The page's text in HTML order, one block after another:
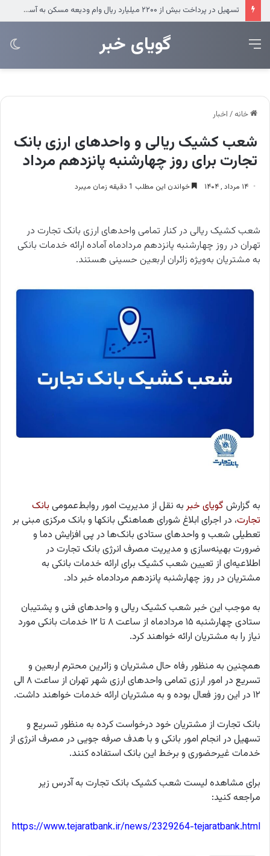
استقرار نخستین ایستگاه آتش‌نشانی در ریمدان
‌‌‌گویای خبر منو
خانه / اخبار
شعب کشیک ریالی و واحدهای ارزی بانک
تجارت برای روز چهارشنبه پانزدهم مرداد
۱۴ مرداد , ۱۴۰۴ خواندن این مطلب 1 دقیقه زمان میبرد
شعب کشیک ریالی در کنار تمامی واحدهای ارزی بانک تجارت در
تهران در روز چهارشنبه پانزدهم مردادماه آماده ارائه خدمات بانکی
به مشتریان به‌ویژه زائران اربعین حسینی هستند.
به گزارش گویای خبر به نقل از مدیریت امور روابط‌عمومی بانک
تجارت، در اجرای ابلاغ شورای هماهنگی بانکها و بانک مرکزی مبنی بر
تعطیلی شعب و واحدهای ستادی بانک‌ها در پی افزایش دما و
ضرورت بهینه‌سازی و مدیریت مصرف انرژی بانک تجارت در
اطلاعیه‌ای از تعیین شعب کشیک برای ارائه خدمات بانکی به
مشتریان در روز چهارشنبه پانزدهم مردادماه خبر داد.
به موجب این خبر شعب کشیک ریالی و واحدهای فنی و پشتیبان
ستادی چهارشنبه ۱۵ مردادماه از ساعت ۸ تا ۱۲ خدمات بانکی مورد
نیاز را به مشتریان ارائه خواهند کرد.
همچنین به منظور رفاه حال مشتریان و زائرین محترم اربعین و
تسریع در امور ارزی تمامی واحدهای ارزی شهر تهران از ساعت ۸ الی
۱۲ در این روز فعال بوده و به مشتریان ارائه خدمات خواهند داشت.
بانک تجارت از مشتریان خود درخواست کرده به منظور تسریع و
تسهیل در انجام امور بانکی و با هدف صرفه جویی در مصرف انرژی از
خدمات غیرحضوری و برخط این بانک استفاده کنند.
برای مشاهده لیست شعب کشیک بانک تجارت به آدرس زیر
مراجعه کنید:
https://www.tejaratbank.ir/news/2329264-tejaratbank.html